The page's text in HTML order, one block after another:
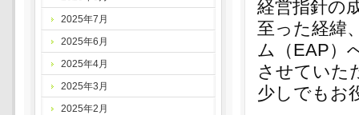
経営指針の
至った経緯
ム（EAP）
させていた
少しでもお
2025年7月
2025年6月
2025年4月
2025年3月
2025年2月